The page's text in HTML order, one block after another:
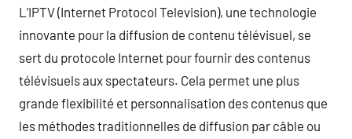
L’IPTV (Internet Protocol Television), une technologie
innovante pour la diffusion de contenu télévisuel, se
sert du protocole Internet pour fournir des contenus
télévisuels aux spectateurs. Cela permet une plus
grande flexibilité et personnalisation des contenus que
les méthodes traditionnelles de diffusion par câble ou